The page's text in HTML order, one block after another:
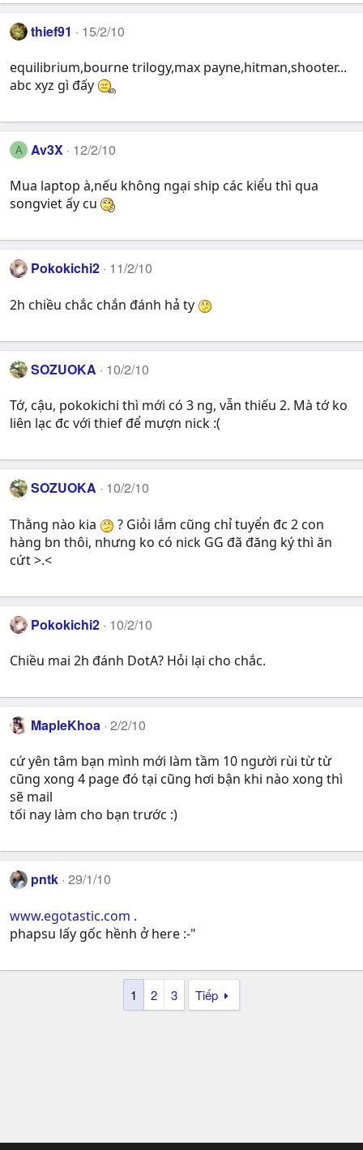
thief91 15/2/10
equilibrium,bourne trilogy,max payne,hitman,shooter...
abc xyz gì đấy
A Av3X 12/2/10
Mua laptop à,nếu không ngại ship các kiểu thì qua
songviet ấy cu
Pokokichi2 11/2/10
2h chiều chắc chắn đánh hả ty
SOZUOKA 10/2/10
Tớ, cậu, pokokichi thì mới có 3 ng, vẫn thiếu 2. Mà tớ ko
liên lạc đc với thief để mượn nick :(
SOZUOKA 10/2/10
Thằng nào kia
? Giỏi lắm cũng chỉ tuyển đc 2 con
hàng bn thôi, nhưng ko có nick GG đã đăng ký thì ăn
cứt >.<
Pokokichi2 10/2/10
Chiều mai 2h đánh DotA? Hỏi lại cho chắc.
MapleKhoa 2/2/10
cứ yên tâm bạn mình mới làm tầm 10 người rùi từ từ
cũng xong 4 page đó tại cũng hơi bận khi nào xong thì
sẽ mail
tối nay làm cho bạn trước :)
pntk 29/1/10
www.egotastic.com .
phapsu lấy gốc hềnh ở here :-"
1 2 3 Tiếp